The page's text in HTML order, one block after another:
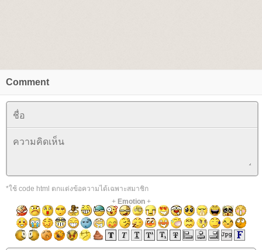
Comment
*ใช้ code html ตกแต่งข้อความได้เฉพาะสมาชิก
+ Emotion+